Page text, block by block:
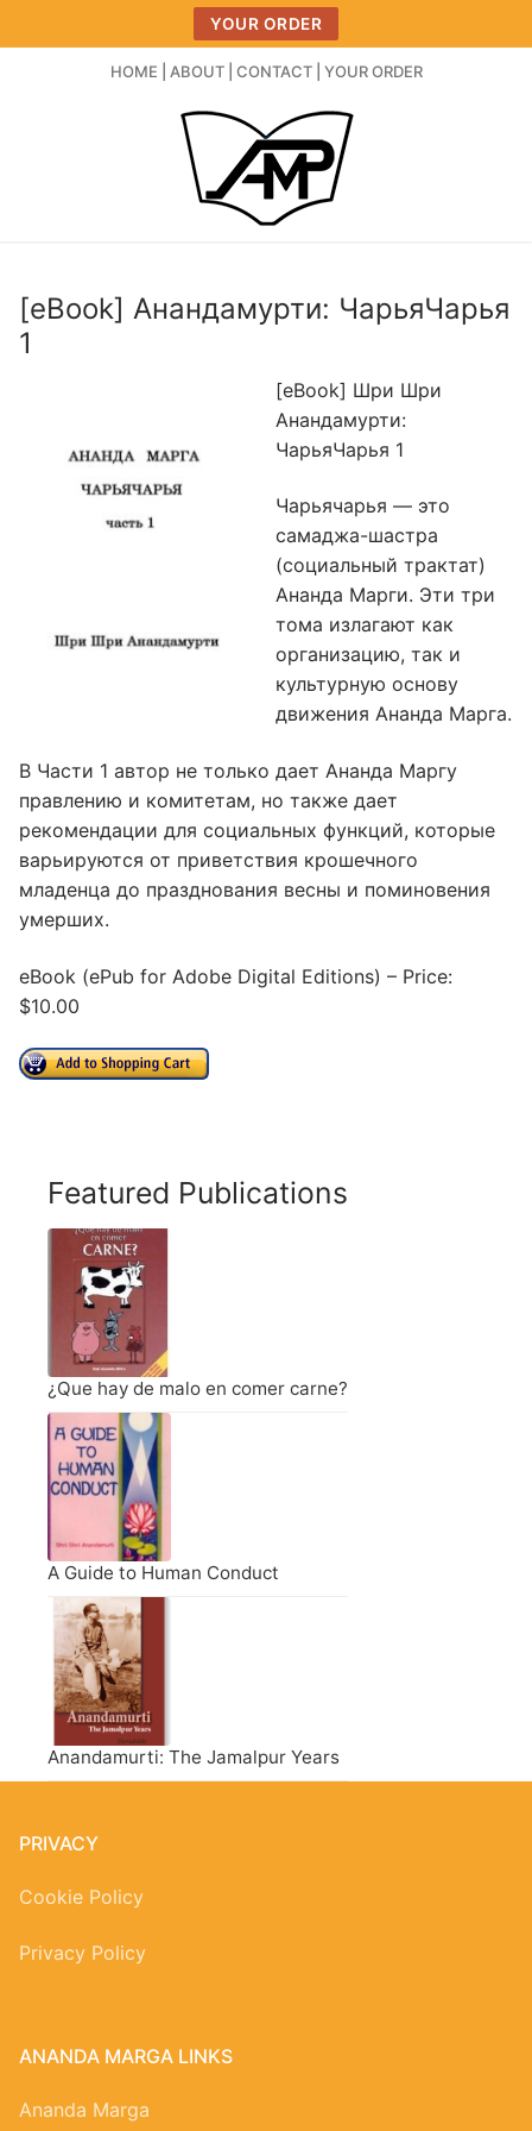
to
YOUR ORDER
HOME ABOUT| CONTACT| YOUR ORDER
[eBook] Анандамурти: ЧарьяЧарья
1
[eBook] Шри Шри
Анандамурти:
ЧарьяЧарья 1
Чарьячарья — это
самаджа-шастра
(социальный трактат)
Ананда Марги. Эти три
тома излагают как
организацию, так и
культурную основу
движения Ананда Марга.
В Части 1 автор не только дает Ананда Маргу
правлению и комитетам, но также дает
рекомендации для социальных функций, которые
варьируются от приветствия крошечного
младенца до празднования весны и поминовения
умерших.
eBook (ePub for Adobe Digital Editions) – Price:
$10.00
Featured Publications
¿Que hay de malo en comer carne?
A Guide to Human Conduct
Anandamurti: The Jamalpur Years
PRIVACY
Cookie Policy
Privacy Policy
ANANDA MARGA LINKS
Ananda Marga